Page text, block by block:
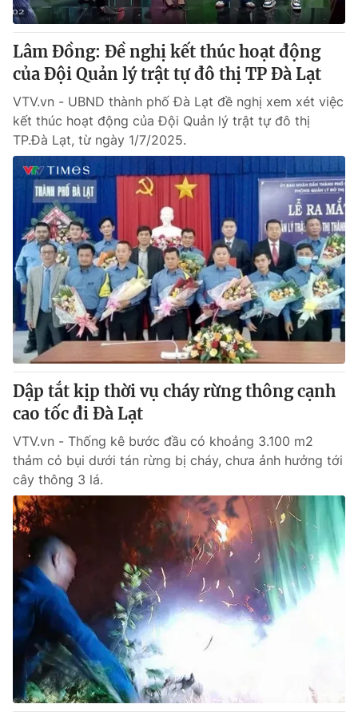
® Cấm sao chép dưới mọi hình thức nếu không có sự chấp
thuận bằng văn bản. Ghi rõ nguồn VTV.vn khi phát hành lại
thông tin từ website này.
Lâm Đồng: Đề nghị kết thúc hoạt động
của Đội Quản lý trật tự đô thị TP Đà Lạt
VTV.vn - UBND thành phố Đà Lạt đề nghị xem xét việc
kết thúc hoạt động của Đội Quản lý trật tự đô thị
TP.Đà Lạt, từ ngày 1/7/2025.
Dập tắt kịp thời vụ cháy rừng thông cạnh
cao tốc đi Đà Lạt
VTV.vn - Thống kê bước đầu có khoảng 3.100 m2
thảm cỏ bụi dưới tán rừng bị cháy, chưa ảnh hưởng tới
cây thông 3 lá.